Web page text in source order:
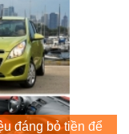
đáng bỏ tiền để